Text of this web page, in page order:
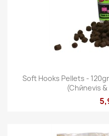
Soft Hooks Pellets -
(Chйnevis